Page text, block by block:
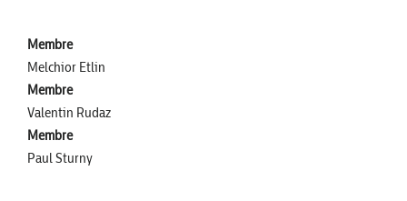
Membre
Melchior Etlin
Membre
Valentin Rudaz
Membre
Paul Sturny